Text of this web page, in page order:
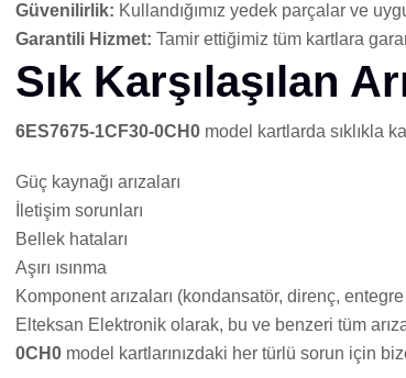
Güvenilirlik: Kullandığımız yedek parçalar ve
Garantili Hizmet: Tamir ettiğimiz tüm kartlara
Sık Karşılaşılan
6ES7675-1CF30-0CH0 model kartlarda sıklıkla
Güç kaynağı arızaları
İletişim sorunları
Bellek hataları
Aşırı ısınma
Komponent arızaları (kondansatör, direnç,
Elteksan Elektronik olarak, bu ve benzeri tüm
0CH0 model kartlarınızdaki her türlü sorun için